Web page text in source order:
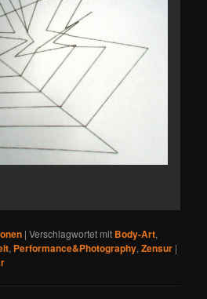
|Verschlagwortet mit Body-Art,
, Performance&Photography,Zensur |